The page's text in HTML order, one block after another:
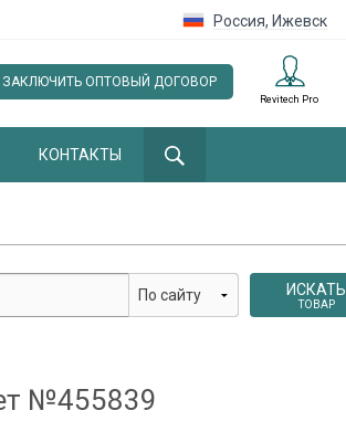
Россия, Ижевск
Revitech Pro
ЗАКЛЮЧИТЬ ОПТОВЫЙ ДОГОВОР
КОНТАКТЫ
ИСКАТЬ
ТОВАР
№455839